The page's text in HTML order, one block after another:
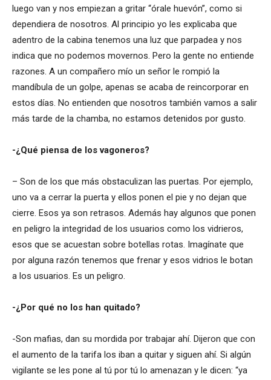
luego van y nos empiezan a gritar “órale huevón”, como si
dependiera de nosotros. Al principio yo les explicaba que
adentro de la cabina tenemos una luz que parpadea y nos
indica que no podemos movernos. Pero la gente no entiende
razones. A un compañero mío un señor le rompió la
mandíbula de un golpe, apenas se acaba de reincorporar en
estos días. No entienden que nosotros también vamos a salir
más tarde de la chamba, no estamos detenidos por gusto.
-¿Qué piensa de los vagoneros?
– Son de los que más obstaculizan las puertas. Por ejemplo,
uno va a cerrar la puerta y ellos ponen el pie y no dejan que
cierre. Esos ya son retrasos. Además hay algunos que ponen
en peligro la integridad de los usuarios como los vidrieros,
esos que se acuestan sobre botellas rotas. Imagínate que
por alguna razón tenemos que frenar y esos vidrios le botan
a los usuarios. Es un peligro.
-¿Por qué no los han quitado?
-Son mafias, dan su mordida por trabajar ahí. Dijeron que con
el aumento de la tarifa los iban a quitar y siguen ahí. Si algún
vigilante se les pone al tú por tú lo amenazan y le dicen: “ya